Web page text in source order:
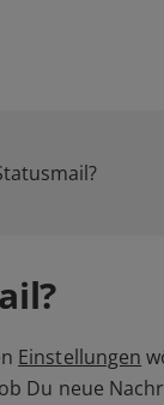
Einstellungen
Du neue